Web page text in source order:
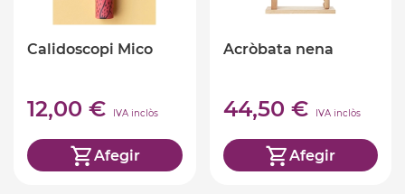
Calidoscopi Mico
12,00 € IVA inclòs
Afegir
Acròbata nena
44,50 € IVA inclòs
Afegir